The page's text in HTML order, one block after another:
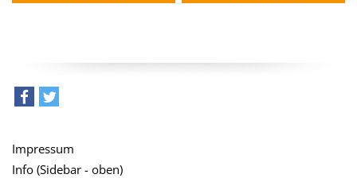
Impressum
Info (Sidebar - oben)